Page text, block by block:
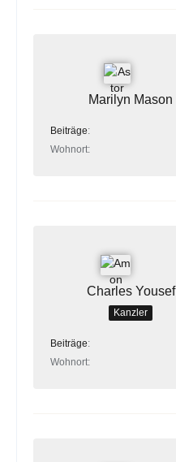
Marilyn Mason
Beiträge
Wohnort
Charles Yousef
Kanzler
Beiträge
Wohnort